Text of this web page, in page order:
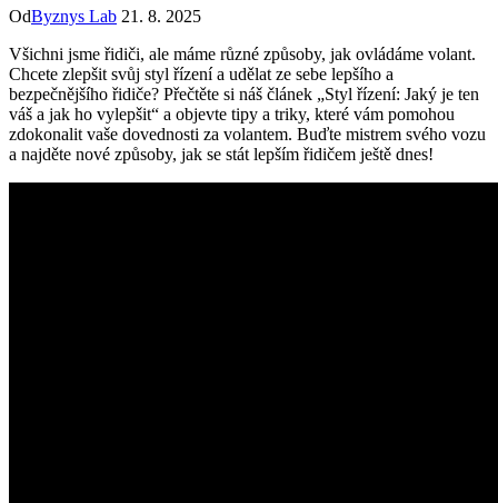
OdByznys Lab 21. 8. 2025
Všichni jsme řidiči, ale máme různé způsoby, jak ovládáme volant.
Chcete zlepšit svůj styl řízení a udělat ze sebe lepšího a
bezpečnějšího řidiče? Přečtěte si náš článek „Styl řízení: Jaký je ten
váš a jak ho vylepšit“ a objevte tipy a triky, které vám pomohou
zdokonalit vaše dovednosti za volantem. Buďte mistrem svého vozu
a najděte nové způsoby, jak se stát lepším řidičem ještě dnes!